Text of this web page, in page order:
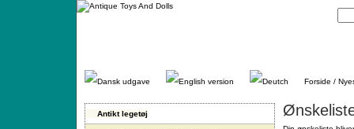
Gå
Forside /
Antikt legetøj